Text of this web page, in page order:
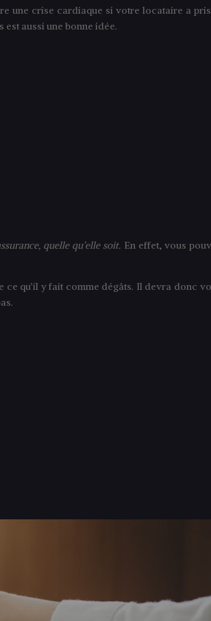
une crise cardiaque si votre locataire a
aussi une bonne idée.
quelle qu’elle soit. En effet, vous
qu’il y fait comme dégâts. Il devra donc